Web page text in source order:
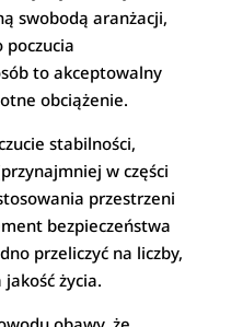
swobodą aranżacji,
poczucia
to akceptowalny
obciążenie.
stabilności,
w części
przestrzeni
bezpieczeństwa
przeliczyć na liczby,
życia.